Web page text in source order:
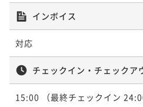
【連泊割】＜素泊り＞2泊以上
のんびり気ままにご連泊♪
素泊まり 現地決済可 事前決済可
インボイス
対応
チェックイン・チェックア
15:00 （最終チェックイン